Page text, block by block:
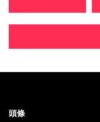
頭條